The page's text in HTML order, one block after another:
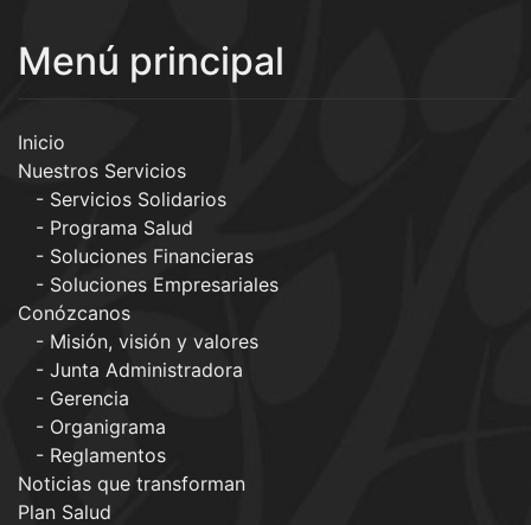
Menú principal
Inicio
Nuestros Servicios
Servicios Solidarios
Programa Salud
Soluciones Financieras
Soluciones Empresariales
Conózcanos
Misión, visión y valores
Junta Administradora
Gerencia
Organigrama
Reglamentos
Noticias que transforman
Plan Salud